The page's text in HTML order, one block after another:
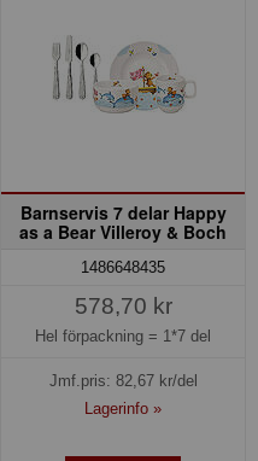
Barnservis 7 delar Happy
as a Bear Villeroy & Boch
1486648435
578,70 kr
Hel förpackning = 1*7 del
Jmf.pris: 82,67kr/del
Lagerinfo »